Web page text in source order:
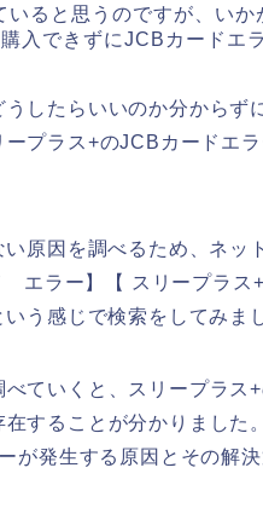
ると思うのですが、い
入できずにJCBカードエ
したらいいのか分からず
プラス+のJCBカードエ
原因を調べるため、ネッ
エラー】【 スリープラ
う感じで検索をしてみま
ていくと、スリープラス
することが分かりました
が発生する原因とその解